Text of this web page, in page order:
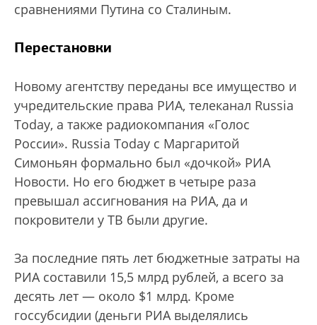
сравнениями Путина со Сталиным.
Перестановки
Новому агентству переданы все имущество и
учредительские права РИА, телеканал Russia
Today, а также радиокомпания «Голос
России». Russia Today с Маргаритой
Симоньян формально был «дочкой» РИА
Новости. Но его бюджет в четыре раза
превышал ассигнования на РИА, да и
покровители у ТВ были другие.
За последние пять лет бюджетные затраты на
РИА составили 15,5 млрд рублей, а всего за
десять лет — около $1 млрд. Кроме
госсубсидии (деньги РИА выделялись